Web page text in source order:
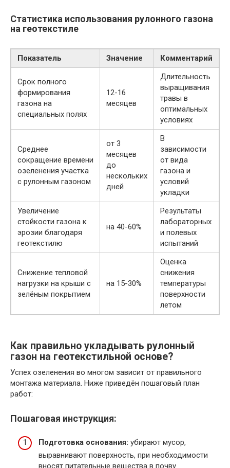
Статистика использования рулонного газона
на геотекстиле
Показатель Значение Комментарий
Срок полного
формирования
газона на
специальных полях
12-16
месяцев
Длительность
выращивания
травы в
оптимальных
условиях
Среднее
сокращение времени
озеленения участка
с рулонным газоном
от 3
месяцев
до
нескольких
дней
В
зависимости
от вида
газона и
условий
укладки
Увеличение
стойкости газона к
эрозии благодаря
геотекстилю
на 40-60%
Результаты
лабораторных
и полевых
испытаний
Снижение тепловой
нагрузки на крыши с
зелёным покрытием
на 15-30%
Оценка
снижения
температуры
поверхности
летом
Как правильно укладывать рулонный
газон на геотекстильной основе?
Успех озеленения во многом зависит от правильного
монтажа материала. Ниже приведён пошаговый план
работ:
Пошаговая инструкция:
Подготовка основания: убирают мусор,
выравнивают поверхность, при необходимости
вносят питательные вещества в почву.